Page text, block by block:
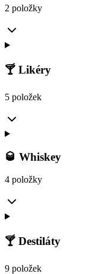
2 položky
🍸 Likéry
5 položek
🥃 Whiskey
4 položky
🍸 Destiláty
9 položek